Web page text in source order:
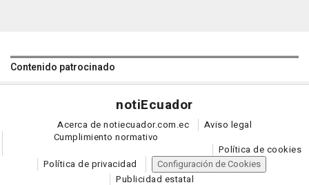
Contenido patrocinado
notiEcuador
Acerca de notiecuador.com.ec
Aviso legal
Cumplimiento normativo
Política de cookies
Política de privacidad
Configuración de Cookies
Publicidad estatal